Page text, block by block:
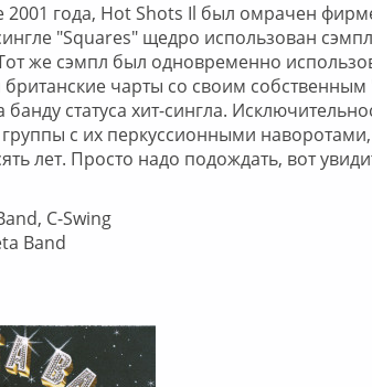
года, Hot Shots Il был омрачен
"Squares" щедро использован
же сэмпл был одновременно
британские чарты со своим
статуса хит-сингла.
с их перкуссионными
лет. Просто надо подождать, вот
C-Swing
Band